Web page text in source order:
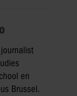
en
Brussel.